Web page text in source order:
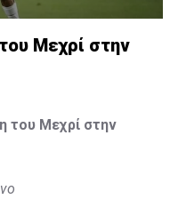
Μεχρί στην
του Μεχρί στην